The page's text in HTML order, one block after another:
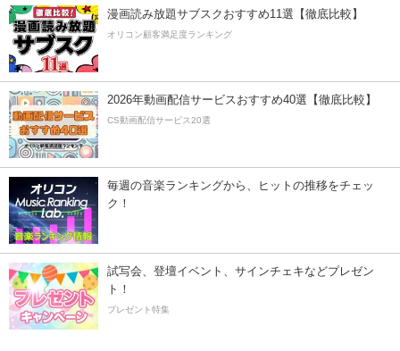
漫画読み放題サブスクおすすめ11選【徹底比較】
オリコン顧客満足度ランキング
2026年動画配信サービスおすすめ40選【徹底比較】
CS動画配信サービス20選
毎週の音楽ランキングから、ヒットの推移をチェッ
ク！
試写会、登壇イベント、サインチェキなどプレゼン
ト！
プレゼント特集